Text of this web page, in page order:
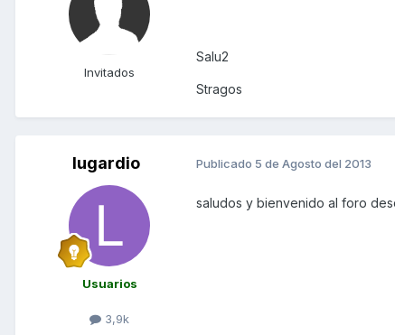
Invitados
Salu2
Stragos
lugardio
Usuarios
3,9k
Publicado 5 de Agosto del 2013
saludos y bienvenido al foro